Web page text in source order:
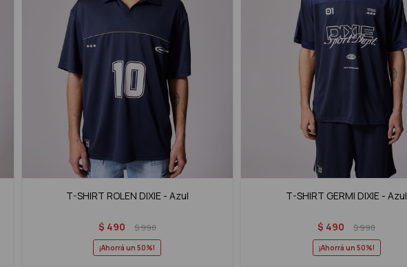
T-SHIRT ROLEN DIXIE - Azul
$ 490 $990
50
T-SHIRT GERMI DIXIE - Azul
$ 490 $990
50